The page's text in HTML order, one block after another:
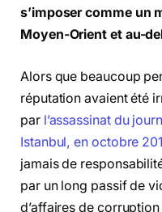
s’imposer comme un
Moyen-Orient et au-
Alors que beaucoup
réputation avaient été
par l’assassinat du
Istanbul, en octobre
jamais de
par un long passif de
d’affaires de